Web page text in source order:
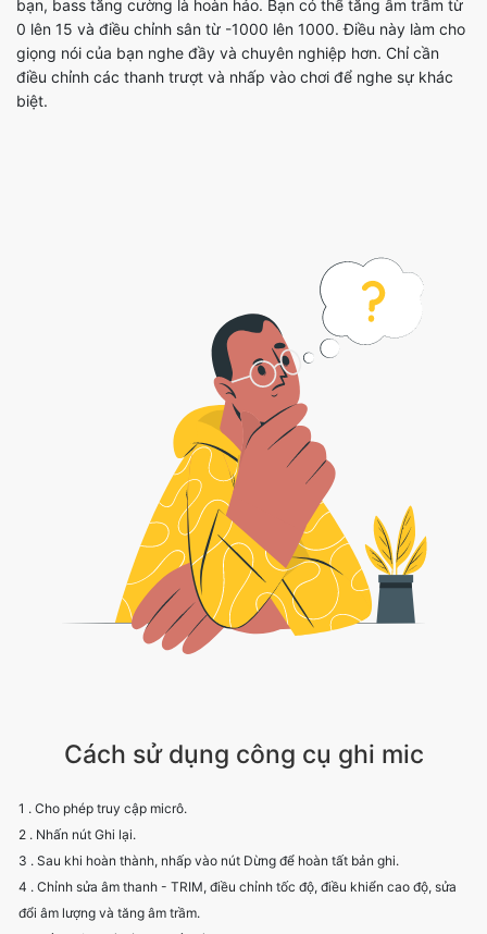
bạn, bass tăng cường là hoàn hảo. Bạn có thể tăng âm trầm từ
0 lên 15 và điều chỉnh sân từ -1000 lên 1000. Điều này làm cho
giọng nói của bạn nghe đầy và chuyên nghiệp hơn. Chỉ cần
điều chỉnh các thanh trượt và nhấp vào chơi để nghe sự khác
biệt.
Cách sử dụng công cụ ghi mic
1 . Cho phép truy cập micrô.
2 . Nhấn nút Ghi lại.
3 . Sau khi hoàn thành, nhấp vào nút Dừng để hoàn tất bản ghi.
4 . Chỉnh sửa âm thanh - TRIM, điều chỉnh tốc độ, điều khiển cao độ, sửa
đổi âm lượng và tăng âm trầm.